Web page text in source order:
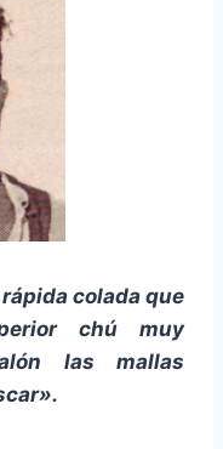
colada que
chú muy
las mallas